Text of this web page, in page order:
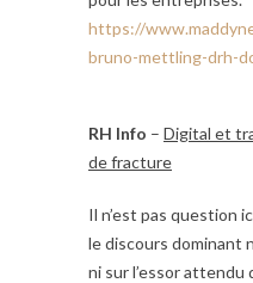
https://
bruno-mettling-drh-
RH Info – Digital et
de fracture
Il n’est pas question
le discours dominant
ni sur l’essor attendu